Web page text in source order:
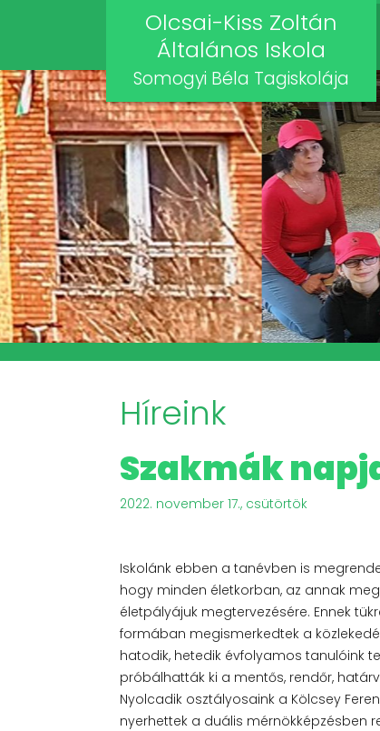
Olcsai-Kiss Zoltán
Általános Iskola
Somogyi Béla Tagiskolája
Híreink
Szakmák
2022. november 17., csütörtök
Iskolánk ebben a tanévben is
hogy minden életkorban, az annak
életpályájuk megtervezésére. Ennek
formában megismerkedtek a
hatodik, hetedik évfolyamos tanulóink
próbálhatták ki a mentős, rendőr,
Nyolcadik osztályosaink a Kölcsey
nyerhettek a duális mérnökképzésben